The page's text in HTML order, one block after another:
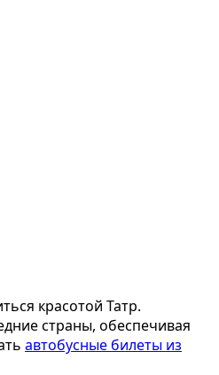
красотой Татр.
страны, обеспечивая
автобусные билеты из